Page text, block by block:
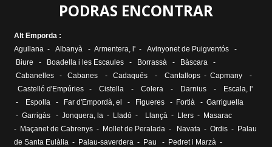
PODRAS ENCONTRAR
Alt Emporda :
Agullana - Albanyà - Armentera, l' - Avinyonet de Puigventós -
Biure - Boadella i les Escaules - Borrassà - Bàscara -
Cabanelles - Cabanes - Cadaqués - Cantallops - Capmany -
Castelló d'Empúries - Cistella - Colera - Darnius - Escala, l '
-
Espolla - Far d'Empordà, el - Figueres - Fortià - Garriguella
- Garrigàs - Jonquera, la - Lladó - Llançà - Llers -
Masarac
-
Maçanet de Cabrenys - Mollet de Peralada - Navata - Ordis -
Palau
de Santa Eulàlia - Palau-saverdera - Pau - Pedret i Marzà -